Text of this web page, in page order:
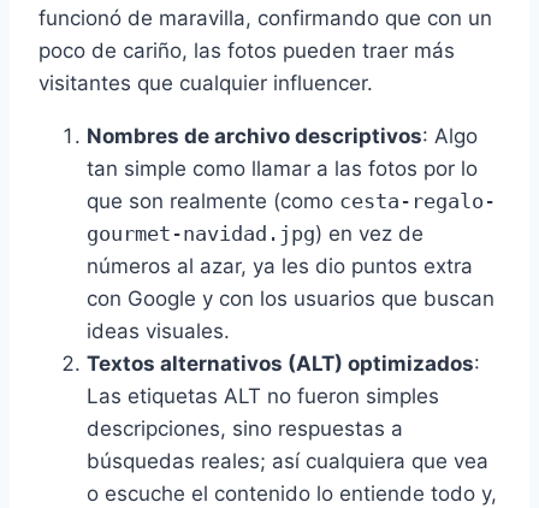
funcionó de maravilla, confirmando que con un
poco de cariño, las fotos pueden traer más
visitantes que cualquier influencer.
Nombres de archivo descriptivos: Algo
tan simple como llamar a las fotos por lo
que son realmente (como cesta-regalo-
gourmet-navidad.jpg) en vez de
números al azar, ya les dio puntos extra
con Google y con los usuarios que buscan
ideas visuales.
Textos alternativos (ALT) optimizados:
Las etiquetas ALT no fueron simples
descripciones, sino respuestas a
búsquedas reales; así cualquiera que vea
o escuche el contenido lo entiende todo y,